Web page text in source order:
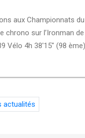
aux Championnats
sur l’Ironman
4h 38'15" (98
actualités